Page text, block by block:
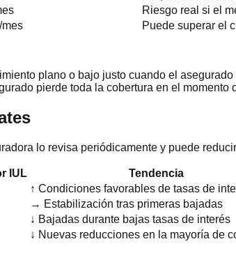
Riesgo real si el
Puede superar el
plano o bajo justo cuando el
pierde toda la cobertura en el
lo revisa periódicamente y puede
IUL
Tendencia
↑ Condiciones favorables de tasas de
→ Estabilización tras primeras bajadas
↓ Bajadas durante bajas tasas de interés
↓ Nuevas reducciones en la mayoría de